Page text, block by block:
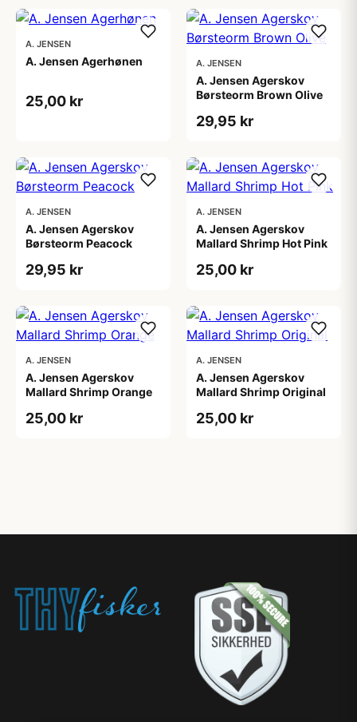
A. JENSEN
A. Jensen Agerhønen
25,00 kr
A. JENSEN
A. Jensen Agerskov
Børsteorm Brown Olive
29,95 kr
A. JENSEN
A. Jensen Agerskov
Børsteorm Peacock
29,95 kr
A. JENSEN
A. Jensen Agerskov
Mallard Shrimp Hot Pink
25,00 kr
A. JENSEN
A. Jensen Agerskov
Mallard Shrimp Orange
25,00 kr
A. JENSEN
A. Jensen Agerskov
Mallard Shrimp Original
25,00 kr